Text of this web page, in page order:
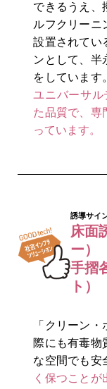
できるうえ、
ルフクリーニ
設置されてい
ンとして、半
をしています。
ユニバーサル
た品質で、専
っています。
誘導サイ
床面
ー）
手摺
ト）
「クリーン
際にも有毒物
な空間でも安
く保つこと